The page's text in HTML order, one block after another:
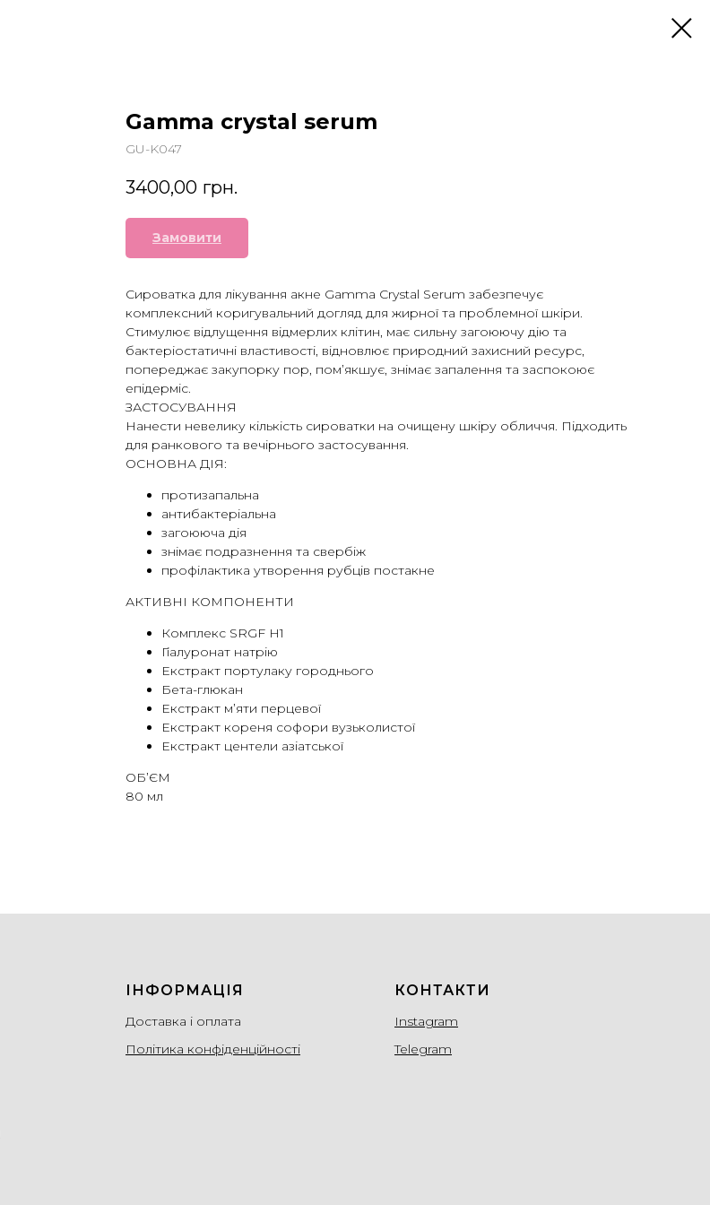
Gamma crystal serum
GU-K047
3400,00 грн.
Замовити
Сироватка для лікування акне Gamma Crystal Serum забезпечує
комплексний коригувальний догляд для жирної та проблемної шкіри.
Стимулює відлущення відмерлих клітин, має сильну загоюючу дію та
бактеріостатичні властивості, відновлює природний захисний ресурс,
попереджає закупорку пор, пом’якшує, знімає запалення та заспокоює
епідерміс.
ЗАСТОСУВАННЯ
Нанести невелику кількість сироватки на очищену шкіру обличчя. Підходить
для ранкового та вечірнього застосування.
ОСНОВНА ДІЯ:
протизапальна
антибактеріальна
загоююча дія
знімає подразнення та свербіж
профілактика утворення рубців постакне
АКТИВНІ КОМПОНЕНТИ
Комплекс SRGF H1
Гіалуронат натрію
Екстракт портулаку городнього
Бета-глюкан
Екстракт м’яти перцевої
Екстракт кореня софори вузьколистої
Екстракт центели азіатської
ОБ’ЄМ
80 мл
ІНФОРМАЦІЯ
Доставка і оплата
Політика конфіденційності
КОНТАКТИ
Instagram
Telegram